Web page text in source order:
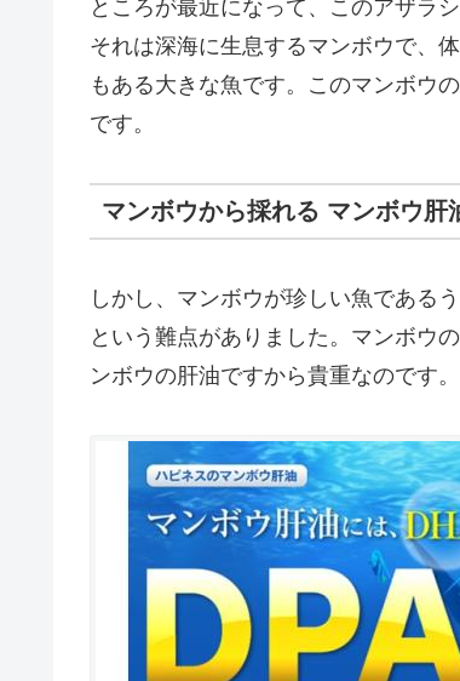
ところが最近になって、このアザラ
それは深海に生息するマンボウで、
もある大きな魚です。このマンボウ
です。
マンボウから採れる マンボウ肝
しかし、マンボウが珍しい魚である
という難点がありました。マンボウ
ンボウの肝油ですから貴重なのです。